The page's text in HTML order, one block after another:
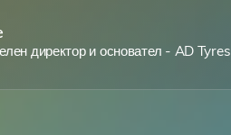
директор и основател - AD Tyres